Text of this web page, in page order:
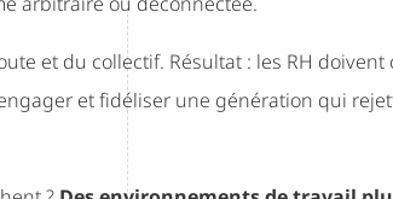
et du collectif. Résultat : les RH
et fidéliser une génération qui